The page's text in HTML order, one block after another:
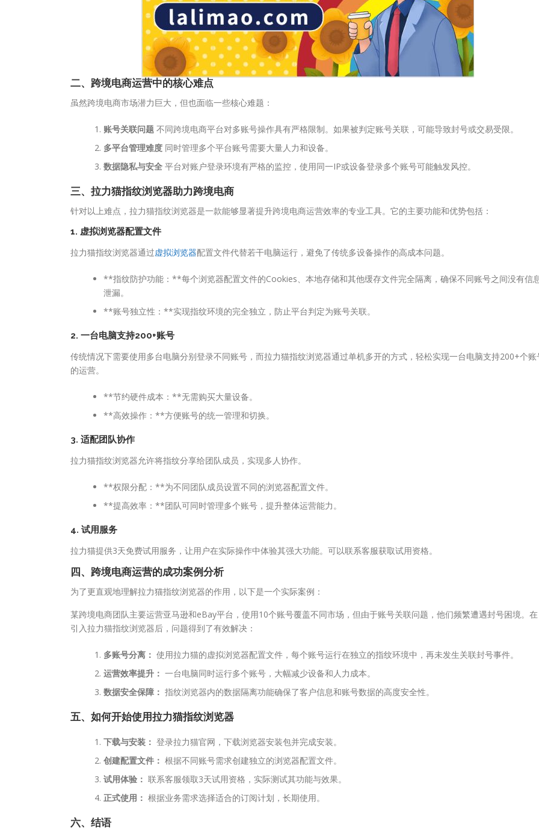
二、跨境电商运营中的核心难点
虽然跨境电商市场潜力巨大，但也面临一些核心难题：
账号关联问题 不同跨境电商平台对多账号操作具有严格限制。如果被判定账号关联，可能导致封号或交易受限。
多平台管理难度 同时管理多个平台账号需要大量人力和设备。
数据隐私与安全 平台对账户登录环境有严格的监控，使用同一IP或设备登录多个账号可能触发风控。
三、拉力猫指纹浏览器助力跨境电商
针对以上难点，拉力猫指纹浏览器是一款能够显著提升跨境电商运营效率的专业工具。它的主要功能和优势包括：
1. 虚拟浏览器配置文件
拉力猫指纹浏览器通过虚拟浏览器配置文件代替若干电脑运行，避免了传统多设备操作的高成本问题。
**指纹防护功能：**每个浏览器配置文件的Cookies、本地存储和其他缓存文件完全隔离，确保不同账号之间没有信
泄漏。
**账号独立性：**实现指纹环境的完全独立，防止平台判定为账号关联。
2. 一台电脑支持200+账号
传统情况下需要使用多台电脑分别登录不同账号，而拉力猫指纹浏览器通过单机多开的方式，轻松实现一台电脑支持200+个账
的运营。
**节约硬件成本：**无需购买大量设备。
**高效操作：**方便账号的统一管理和切换。
3. 适配团队协作
拉力猫指纹浏览器允许将指纹分享给团队成员，实现多人协作。
**权限分配：**为不同团队成员设置不同的浏览器配置文件。
**提高效率：**团队可同时管理多个账号，提升整体运营能力。
4. 试用服务
拉力猫提供3天免费试用服务，让用户在实际操作中体验其强大功能。可以联系客服获取试用资格。
四、跨境电商运营的成功案例分析
为了更直观地理解拉力猫指纹浏览器的作用，以下是一个实际案例：
某跨境电商团队主要运营亚马逊和eBay平台，使用10个账号覆盖不同市场，但由于账号关联问题，他们频繁遭遇封号困境。在
引入拉力猫指纹浏览器后，问题得到了有效解决：
多账号分离： 使用拉力猫的虚拟浏览器配置文件，每个账号运行在独立的指纹环境中，再未发生关联封号事件。
运营效率提升： 一台电脑同时运行多个账号，大幅减少设备和人力成本。
数据安全保障： 指纹浏览器内的数据隔离功能确保了客户信息和账号数据的高度安全性。
五、如何开始使用拉力猫指纹浏览器
下载与安装： 登录拉力猫官网，下载浏览器安装包并完成安装。
创建配置文件： 根据不同账号需求创建独立的浏览器配置文件。
试用体验： 联系客服领取3天试用资格，实际测试其功能与效果。
正式使用： 根据业务需求选择适合的订阅计划，长期使用。
六、结语